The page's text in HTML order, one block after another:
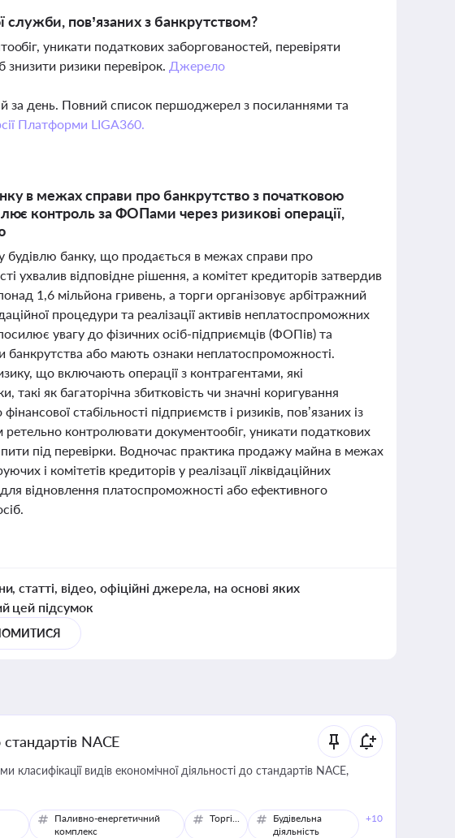
пов’язаних з банкрутством?
уникати податкових заборгованостей, перевіряти
знизити ризики перевірок. Джерело
за день. Повний список першоджерел з посиланнями та
Платформи LIGA360.
в межах справи про банкрутство з початковою
контроль за ФОПами через ризикові операції,
будівлю банку, що продається в межах справи про
ухвалив відповідне рішення, а комітет кредиторів затвердив
1,6 мільйона гривень, а торги організовує арбітражний
процедури та реалізації активів неплатоспроможних
увагу до фізичних осіб-підприємців (ФОПів) та
банкрутства або мають ознаки неплатоспроможності.
що включають операції з контрагентами, які
як багаторічна збитковість чи значні коригування
стабільності підприємств і ризиків, пов’язаних із
контролювати документообіг, уникати податкових
під перевірки. Водночас практика продажу майна в межах
і комітетів кредиторів у реалізації ліквідаційних
відновлення платоспроможності або ефективного
статті, відео, офіційні джерела, на основі яких
цей підсумок
NACE
класифікації видів економічної діяльності до стандартів NACE,
Паливно-енергетичний
комплекс
Торгівля
Будівельна
діяльність
+10